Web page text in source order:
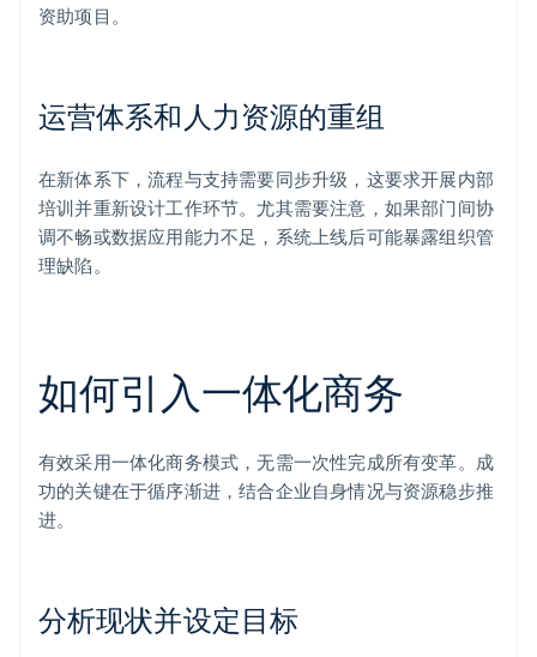
资助项目。
运营体系和人力资源的重组
在新体系下，流程与支持需要同步升级，这要求开展内部
培训并重新设计工作环节。尤其需要注意，如果部门间协
调不畅或数据应用能力不足，系统上线后可能暴露组织管
理缺陷。
如何引入一体化商务
有效采用一体化商务模式，无需一次性完成所有变革。成
功的关键在于循序渐进，结合企业自身情况与资源稳步推
进。
分析现状并设定目标